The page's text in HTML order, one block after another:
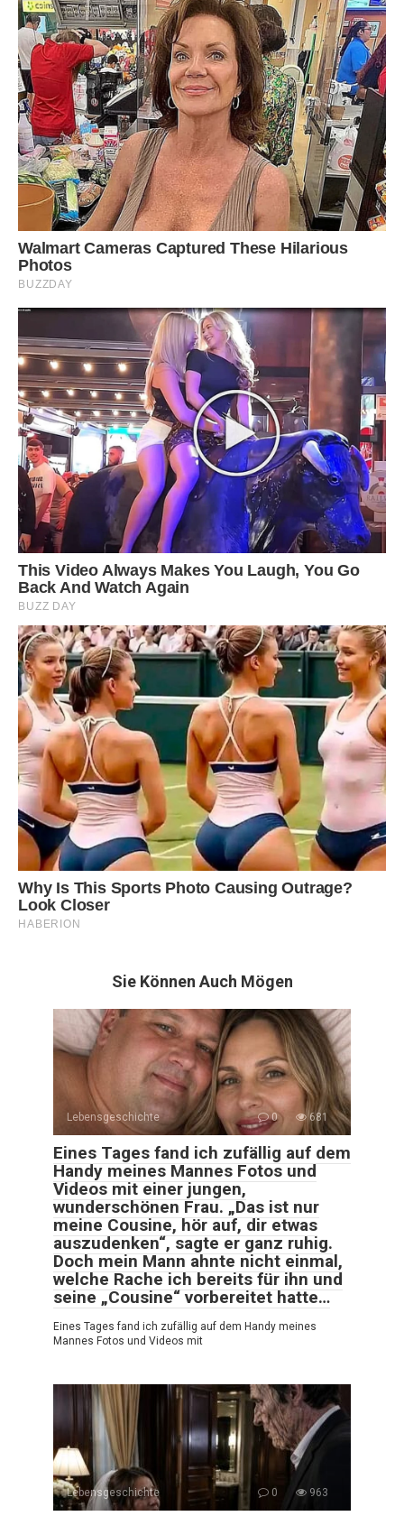
Sie Können Auch Mögen
Lebensgeschichte 0 681
Eines Tages fand ich zufällig auf dem
Handy meines Mannes Fotos und
Videos mit einer jungen,
wunderschönen Frau. „Das ist nur
meine Cousine, hör auf, dir etwas
auszudenken“, sagte er ganz ruhig.
Doch mein Mann ahnte nicht einmal,
welche Rache ich bereits für ihn und
seine „Cousine“ vorbereitet hatte…
Eines Tages fand ich zufällig auf dem Handy meines
Mannes Fotos und Videos mit
Lebensgeschichte 0 963